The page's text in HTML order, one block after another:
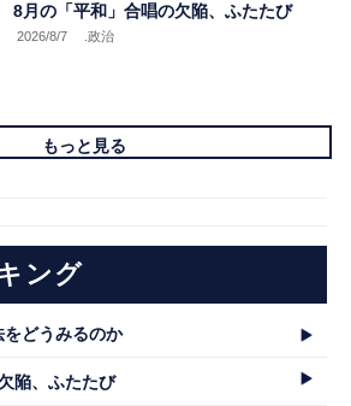
8月の「平和」合唱の欠陥、ふたたび
2026/8/7 .政治
もっと見る
ング
どうみるのか
陥、ふたたび